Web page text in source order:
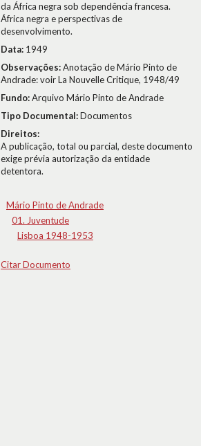
da África negra sob dependência francesa.
África negra e perspectivas de
desenvolvimento.
Data: 1949
Observações:Anotação de Mário Pinto de
Andrade: voir La Nouvelle Critique, 1948/49
Fundo:Arquivo Mário Pinto de Andrade
Tipo Documental:Documentos
Direitos:
A publicação, total ou parcial, deste documento
exige prévia autorização da entidade
detentora.
Mário Pinto de Andrade
01. Juventude
Lisboa 1948-1953
Citar Documento